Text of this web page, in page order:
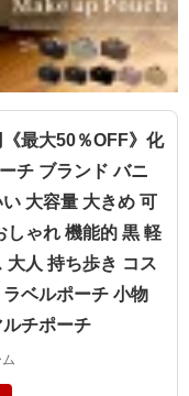
最大50％OFF》化
チ ブランド バニ
大容量 大きめ 可
しゃれ 機能的 黒 軽
大人 持ち歩き コス
ラベルポーチ 小物
ルチポーチ